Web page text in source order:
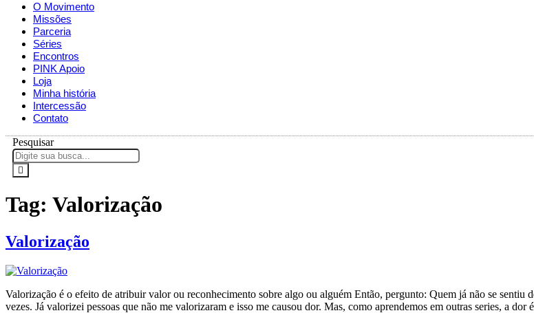
O Movimento
Missões
Parceria
Séries
Encontros
PINK Apoio
Loja
Minha história
Intercessão
Contato
Pesquisar
Tag: Valorização
Valorização
Valorização é o efeito de atribuir valor ou reconhecimento sobre algo ou alguém Então, pergunto: Quem já não se
vezes. Já valorizei pessoas que não me valorizaram e isso me causou dor. Mas, como aprendemos em outras series, a